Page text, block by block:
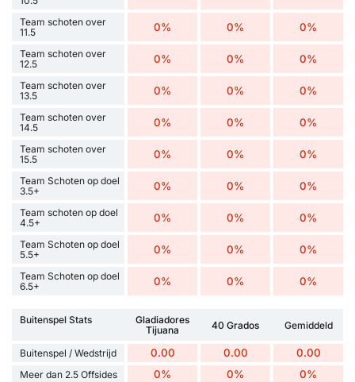
Team schoten over
11.5
0% 0% 0%
Team schoten over
12.5
0% 0% 0%
Team schoten over
13.5
0% 0% 0%
Team schoten over
14.5
0% 0% 0%
Team schoten over
15.5
0% 0% 0%
Team Schoten op doel
3.5+
0% 0% 0%
Team schoten op doel
4.5+
0% 0% 0%
Team Schoten op doel
5.5+
0% 0% 0%
Team Schoten op doel
6.5+
0% 0% 0%
Buitenspel Stats
Gladiadores
Tijuana
40 Grados Gemiddeld
Buitenspel / Wedstrijd 0.00 0.00 0.00
Meer dan 2.5 Offsides 0% 0% 0%